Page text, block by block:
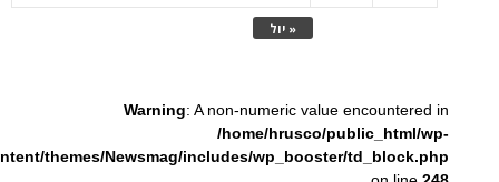
« יול
Warning: A non-numeric value encountered in
/home/hrusco/public_html/wp-
themes/Newsmag/includes/wp_booster/td_block.php